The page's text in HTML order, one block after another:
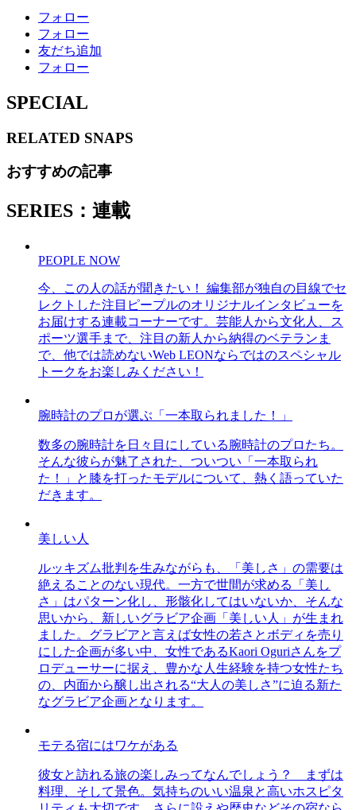
フォロー
フォロー
友だち追加
フォロー
SPECIAL
RELATED SNAPS
おすすめの記事
SERIES：連載
PEOPLE NOW
今、この人の話が聞きたい！ 編集部が独自の目線でセ
レクトした注目ピープルのオリジナルインタビューを
お届けする連載コーナーです。芸能人から文化人、ス
ポーツ選手まで、注目の新人から納得のベテランま
で、他では読めないWeb LEONならではのスペシャル
トークをお楽しみください！
腕時計のプロが選ぶ「一本取られました！」
数多の腕時計を日々目にしている腕時計のプロたち。
そんな彼らが魅了された、ついつい「一本取られ
た！」と膝を打ったモデルについて、熱く語っていた
だきます。
美しい人
ルッキズム批判を生みながらも、「美しさ」の需要は
絶えることのない現代。一方で世間が求める「美し
さ」はパターン化し、形骸化してはいないか、そんな
思いから、新しいグラビア企画「美しい人」が生まれ
ました。グラビアと言えば女性の若さとボディを売り
にした企画が多い中、女性であるKaori Oguriさんをプ
ロデューサーに据え、豊かな人生経験を持つ女性たち
の、内面から醸し出される“大人の美しさ”に迫る新た
なグラビア企画となります。
モテる宿にはワケがある
彼女と訪れる旅の楽しみってなんでしょう？ まずは
料理、そして景色。気持ちのいい温泉と高いホスピタ